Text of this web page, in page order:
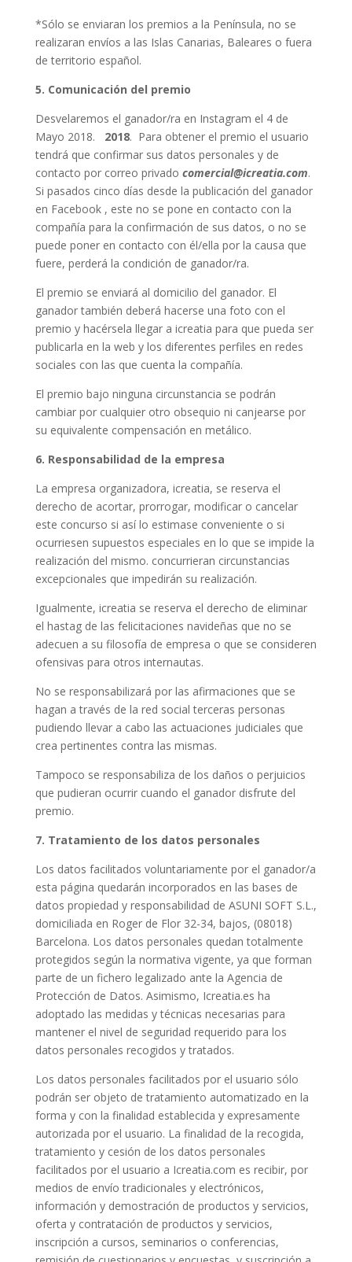
*Sólo se enviaran los premios a la Península, no se
realizaran envíos a las Islas Canarias, Baleares o fuera
de territorio español.
5. Comunicación del premio
Desvelaremos el ganador/ra en Instagram el 4 de
Mayo 2018.
2018. Para obtener el premio el usuario
tendrá que confirmar sus datos personales y de
contacto por correo privado comercial@icreatia.com.
Si pasados cinco días desde la publicación del ganador
en Facebook , este no se pone en contacto con la
compañía para la confirmación de sus datos, o no se
puede poner en contacto con él/ella por la causa que
fuere, perderá la condición de ganador/ra.
El premio se enviará al domicilio del ganador. El
ganador también deberá hacerse una foto con el
premio y hacérsela llegar a icreatia para que pueda ser
publicarla en la web y los diferentes perfiles en redes
sociales con las que cuenta la compañía.
El premio bajo ninguna circunstancia se podrán
cambiar por cualquier otro obsequio ni canjearse por
su equivalente compensación en metálico.
6. Responsabilidad de la empresa
La empresa organizadora, icreatia, se reserva el
derecho de acortar, prorrogar, modificar o cancelar
este concurso si así lo estimase conveniente o si
ocurriesen supuestos especiales en lo que se impide la
realización del mismo. concurrieran circunstancias
excepcionales que impedirán su realización.
Igualmente, icreatia se reserva el derecho de eliminar
el hastag de las felicitaciones navideñas que no se
adecuen a su filosofía de empresa o que se consideren
ofensivas para otros internautas.
No se responsabilizará por las afirmaciones que se
hagan a través de la red social terceras personas
pudiendo llevar a cabo las actuaciones judiciales que
crea pertinentes contra las mismas.
Tampoco se responsabiliza de los daños o perjuicios
que pudieran ocurrir cuando el ganador disfrute del
premio.
7. Tratamiento de los datos personales
Los datos facilitados voluntariamente por el ganador/a
esta página quedarán incorporados en las bases de
datos propiedad y responsabilidad de ASUNI SOFT S.L.,
domiciliada en Roger de Flor 32-34, bajos, (08018)
Barcelona. Los datos personales quedan totalmente
protegidos según la normativa vigente, ya que forman
parte de un fichero legalizado ante la Agencia de
Protección de Datos. Asimismo, Icreatia.es ha
adoptado las medidas y técnicas necesarias para
mantener el nivel de seguridad requerido para los
datos personales recogidos y tratados.
Los datos personales facilitados por el usuario sólo
podrán ser objeto de tratamiento automatizado en la
forma y con la finalidad establecida y expresamente
autorizada por el usuario. La finalidad de la recogida,
tratamiento y cesión de los datos personales
facilitados por el usuario a Icreatia.com es recibir, por
medios de envío tradicionales y electrónicos,
información y demostración de productos y servicios,
oferta y contratación de productos y servicios,
inscripción a cursos, seminarios o conferencias,